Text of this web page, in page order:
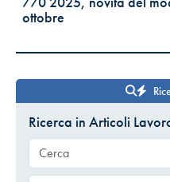
ottobre
Ricerca in Articoli